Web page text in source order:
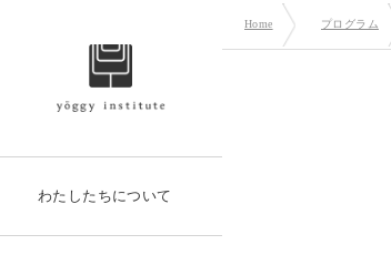
わたしたちについて
Home プログラム